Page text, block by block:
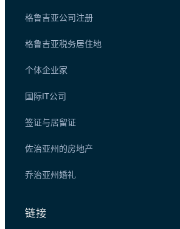
格鲁吉亚公司注册
格鲁吉亚税务居住地
个体企业家
国际IT公司
签证与居留证
佐治亚州的房地产
乔治亚州婚礼
链接